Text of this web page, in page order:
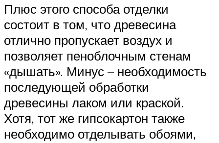
Плюс этого способа отделки
состоит в том, что древесина
отлично пропускает воздух и
позволяет пеноблочным стенам
«дышать». Минус – необходимость
последующей обработки
древесины лаком или краской.
Хотя, тот же гипсокартон также
необходимо отделывать обоями,